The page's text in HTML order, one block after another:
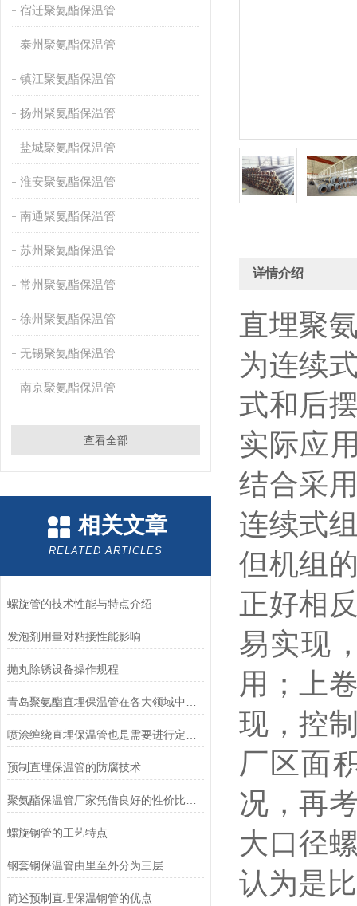
宿迁聚氨酯保温管
泰州聚氨酯保温管
镇江聚氨酯保温管
扬州聚氨酯保温管
盐城聚氨酯保温管
淮安聚氨酯保温管
南通聚氨酯保温管
苏州聚氨酯保温管
常州聚氨酯保温管
徐州聚氨酯保温管
无锡聚氨酯保温管
南京聚氨酯保温管
查看全部
相关文章
RELATED ARTICLES
螺旋管的技术性能与特点介绍
发泡剂用量对粘接性能影响
抛丸除锈设备操作规程
预制直埋保温管的防腐技术
螺旋钢管的工艺特点
钢套钢保温管由里至外分为三层
简述预制直埋保温钢管的优点
详情介绍
直埋聚
为连续
式和后
实际应
结合采
连续式
但机组
正好相
易实现
用；上
现，控
厂区面
况，再
大口径
认为是